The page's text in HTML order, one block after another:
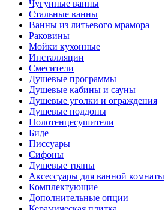
Чугунные ванны
Стальные ванны
Ванны из литьевого мрамора
Раковины
Мойки кухонные
Инсталляции
Смесители
Душевые программы
Душевые кабины и сауны
Душевые уголки и ограждения
Душевые поддоны
Полотенцесушители
Биде
Писсуары
Сифоны
Душевые трапы
Аксессуары для ванной комнаты
Комплектующие
Дополнительные опции